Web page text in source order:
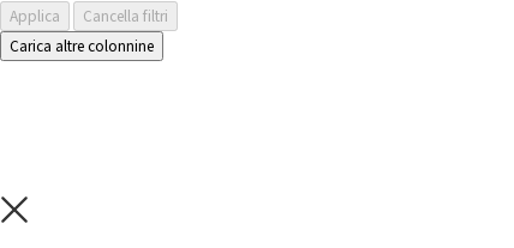
Applica
Cancella filtri
Carica altre colonnine